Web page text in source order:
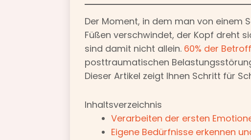
Der Moment, in dem man von einem
Füßen verschwindet, der Kopf dreht
sind damit nicht allein. 60% der
posttraumatischen
Dieser Artikel zeigt Ihnen Schritt für
Inhaltsverzeichnis
Verarbeiten der ersten
Eigene Bedürfnisse erkennen